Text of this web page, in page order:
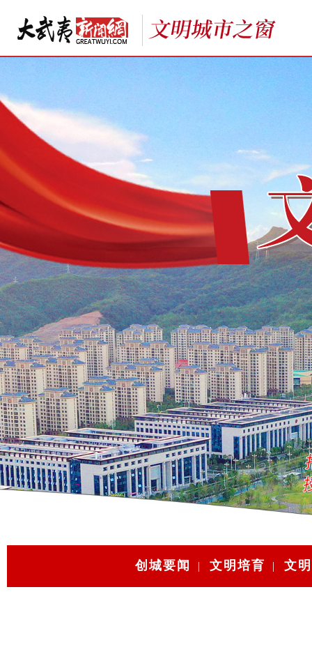
创城要闻 | 文明培育 | 文